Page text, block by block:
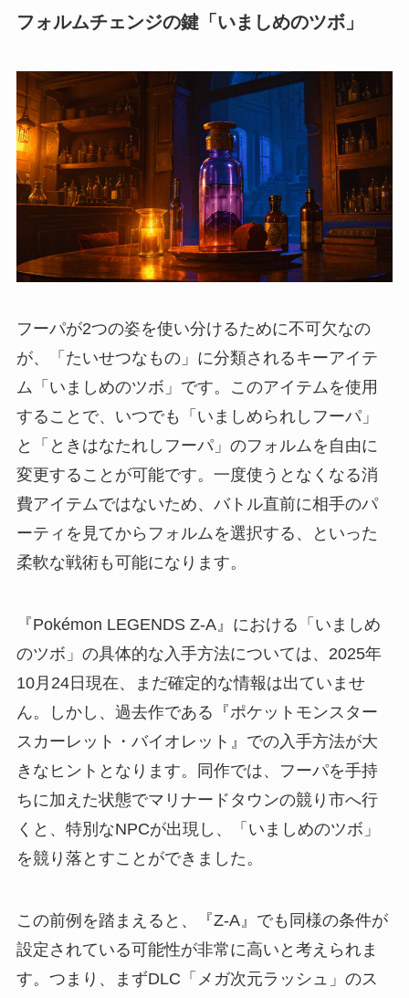
フォルムチェンジの鍵「いましめのツボ」
フーパが2つの姿を使い分けるために不可欠なの
が、「たいせつなもの」に分類されるキーアイテ
ム「いましめのツボ」です。このアイテムを使用
することで、いつでも「いましめられしフーパ」
と「ときはなたれしフーパ」のフォルムを自由に
変更することが可能です。一度使うとなくなる消
費アイテムではないため、バトル直前に相手のパ
ーティを見てからフォルムを選択する、といった
柔軟な戦術も可能になります。
『Pokémon LEGENDS Z-A』における「いましめ
のツボ」の具体的な入手方法については、2025年
10月24日現在、まだ確定的な情報は出ていませ
ん。しかし、過去作である『ポケットモンスター
スカーレット・バイオレット』での入手方法が大
きなヒントとなります。同作では、フーパを手持
ちに加えた状態でマリナードタウンの競り市へ行
くと、特別なNPCが出現し、「いましめのツボ」
を競り落とすことができました。
この前例を踏まえると、『Z-A』でも同様の条件が
設定されている可能性が非常に高いと考えられま
す。つまり、まずDLC「メガ次元ラッシュ」のス